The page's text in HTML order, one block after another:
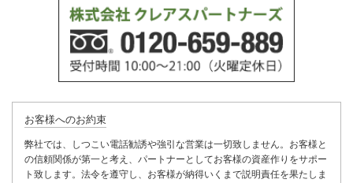
お客様へのお約束
弊社では、しつこい電話勧誘や強引な営業は一切致しません。お客様と
の信頼関係が第一と考え、パートナーとしてお客様の資産作りをサポー
ト致します。法令を遵守し、お客様が納得いくまで説明責任を果たしま